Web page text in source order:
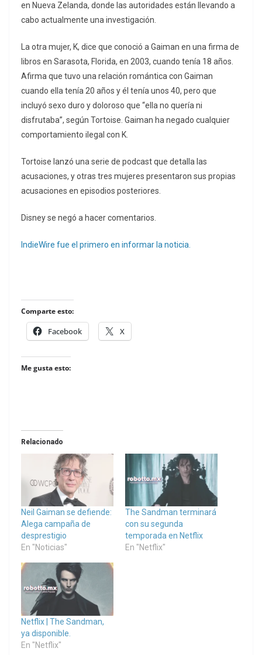
en Nueva Zelanda, donde las autoridades están llevando a
cabo actualmente una investigación.
La otra mujer, K, dice que conoció a Gaiman en una firma de
libros en Sarasota, Florida, en 2003, cuando tenía 18 años.
Afirma que tuvo una relación romántica con Gaiman
cuando ella tenía 20 años y él tenía unos 40, pero que
incluyó sexo duro y doloroso que “ella no quería ni
disfrutaba”, según Tortoise. Gaiman ha negado cualquier
comportamiento ilegal con K.
Tortoise lanzó una serie de podcast que detalla las
acusaciones, y otras tres mujeres presentaron sus propias
acusaciones en episodios posteriores.
Disney se negó a hacer comentarios.
IndieWire fue el primero en informar la noticia.
Comparte esto:
Facebook X
Me gusta esto:
Relacionado
Neil Gaiman se defiende:
Alega campaña de
desprestigio
En "Noticias"
The Sandman terminará
con su segunda
temporada en Netflix
En "Netflix"
Netflix | The Sandman,
ya disponible.
En "Netflix"